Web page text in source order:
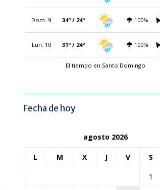
Dom. 9 34º / 24º 100%
Lun. 10 31º / 24º 100%
El tiempo en Santo Domingo
Fecha de hoy
agosto 2026
L M X J V S
1